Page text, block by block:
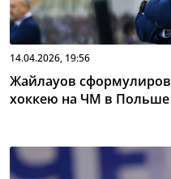
14.04.2026, 19:56
Жайлауов
хоккею на ЧМ в Польше